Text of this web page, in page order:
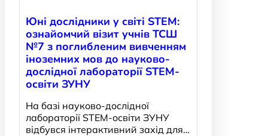
Юні дослідники у світі STEM:
ознайомчий візит учнів ТСШ
№7 з поглибленим вивченням
іноземних мов до науково-
дослідної лабораторії STEM-
освіти ЗУНУ
На базі науково-дослідної
лабораторії STEM-освіти ЗУНУ
відбувся інтерактивний захід для…